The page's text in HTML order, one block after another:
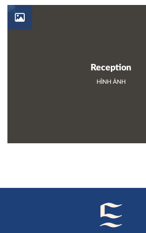
Reception
HÌNH ẢNH